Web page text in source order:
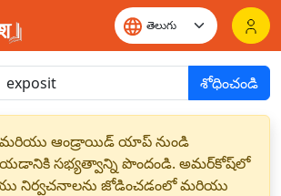
శోధించండి
ఆండ్రాయిడ్ యాప్ నుండి
సభ్యత్వాన్ని పొందండి. అమర్‌కోష్‌లో
నిర్వచనాలను జోడించడంలో మరియు